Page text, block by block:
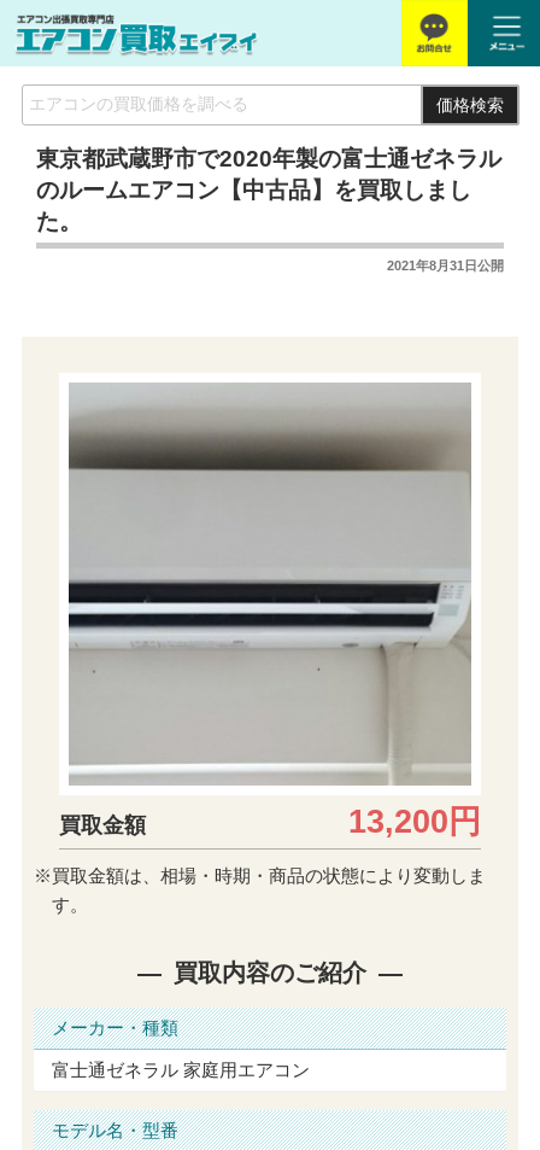
価格検索
東京都武蔵野市で2020年製の富士通ゼネラル
のルームエアコン【中古品】を買取しまし
た。
2021年8月31日公開
買取金額 13,200円
※買取金額は、相場・時期・商品の状態により変動しま
す。
買取内容のご紹介
メーカー・種類
富士通ゼネラル 家庭用エアコン
モデル名・型番